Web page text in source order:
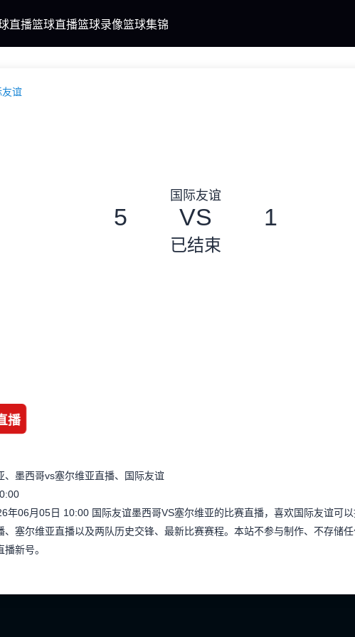
直播篮球直播篮球录像篮球集锦
友谊
国际友谊
5 VS 1
已结束
播
、墨西哥vs塞尔维亚直播、国际友谊
年06月05日 10:00 国际友谊墨西哥VS塞尔维亚的比赛直播，喜欢国际友谊可
塞尔维亚直播以及两队历史交锋、最新比赛赛程。本站不参与制作、不存储
新号。